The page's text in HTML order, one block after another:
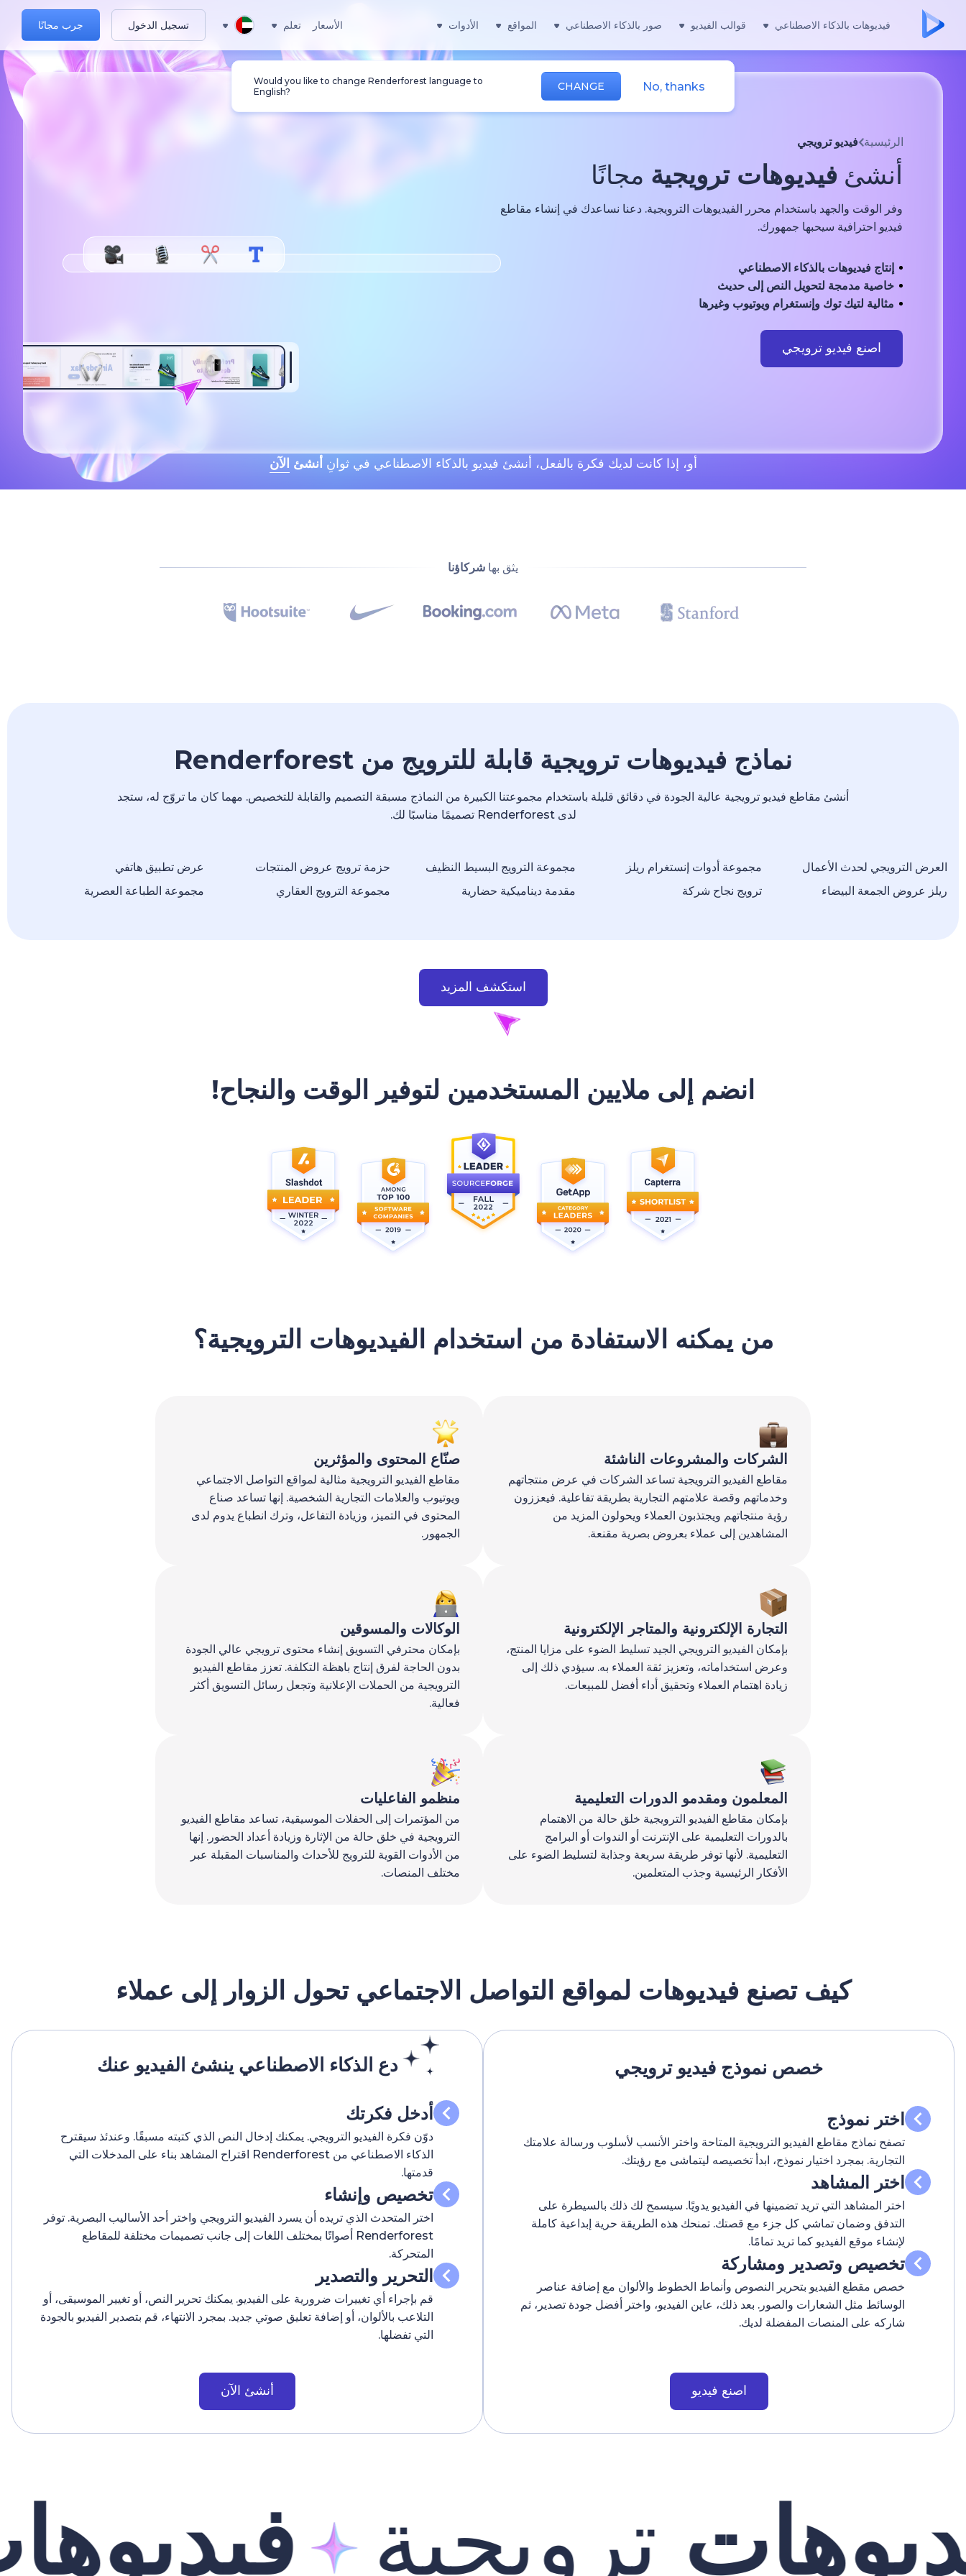
فيديوهات بالذكاء الاصطناعي قوالب الفيديو صور بالذكاء الاصطناعي المواقع الأدوات الأسعار تعلم تسجيل الدخول جرب مجانًا
Would you like to change Renderforest language to
English?
CHANGE No, thanks
الرئيسية فيديو ترويجي
أنشئ فيديوهات ترويجية مجانًا
وفر الوقت والجهد باستخدام محرر الفيديوهات الترويجية. دعنا نساعدك في إنشاء مقاطع
فيديو احترافية سيحبها جمهورك.
إنتاج فيديوهات بالذكاء الاصطناعي
خاصية مدمجة لتحويل النص إلى حديث
مثالية لتيك توك وإنستغرام ويوتيوب وغيرها
اصنع فيديو ترويجي
أو، إذا كانت لديك فكرة بالفعل، أنشئ فيديو بالذكاء الاصطناعي في ثوانِ أنشئ الآن
يثق بها شركاؤنا
نماذج فيديوهات ترويجية قابلة للترويج من Renderforest
أنشئ مقاطع فيديو ترويجية عالية الجودة في دقائق قليلة باستخدام مجموعتنا الكبيرة من النماذج مسبقة التصميم والقابلة للتخصيص. مهما كان ما تروّج له، ستجد
لدى Renderforest تصميمًا مناسبًا لك.
العرض الترويجي لحدث الأعمال
ريلز عروض الجمعة البيضاء
مجموعة أدوات إنستغرام ريلز
ترويج نجاح شركة
مجموعة الترويج البسيط النظيف
مقدمة ديناميكية حضارية
حزمة ترويج عروض المنتجات
مجموعة الترويج العقاري
عرض تطبيق هاتفي
مجموعة الطباعة العصرية
استكشف المزيد
انضم إلى ملايين المستخدمين لتوفير الوقت والنجاح!
من يمكنه الاستفادة من استخدام الفيديوهات الترويجية؟
الشركات والمشروعات الناشئة
مقاطع الفيديو الترويجية تساعد الشركات في عرض منتجاتهم
وخدماتهم وقصة علامتهم التجارية بطريقة تفاعلية. فيعززون
رؤية منتجاتهم ويجتذبون العملاء ويحولون المزيد من
المشاهدين إلى عملاء بعروض بصرية مقنعة.
صنّاع المحتوى والمؤثرين
مقاطع الفيديو الترويجية مثالية لمواقع التواصل الاجتماعي
ويوتيوب والعلامات التجارية الشخصية. إنها تساعد صناع
المحتوى في التميز، وزيادة التفاعل، وترك انطباع يدوم لدى
الجمهور.
التجارة الإلكترونية والمتاجر الإلكترونية
بإمكان الفيديو الترويجي الجيد تسليط الضوء على مزايا المنتج،
وعرض استخداماته، وتعزيز ثقة العملاء به. سيؤدي ذلك إلى
زيادة اهتمام العملاء وتحقيق أداء أفضل للمبيعات.
الوكالات والمسوقين
بإمكان محترفي التسويق إنشاء محتوى ترويجي عالي الجودة
بدون الحاجة لفرق إنتاج باهظة التكلفة. تعزز مقاطع الفيديو
الترويجية من الحملات الإعلانية وتجعل رسائل التسويق أكثر
فعالية.
المعلمون ومقدمو الدورات التعليمية
بإمكان مقاطع الفيديو الترويجية خلق حالة من الاهتمام
بالدورات التعليمية على الإنترنت أو الندوات أو البرامج
التعليمية. لأنها توفر طريقة سريعة وجذابة لتسليط الضوء على
الأفكار الرئيسية وجذب المتعلمين.
منظمو الفاعليات
من المؤتمرات إلى الحفلات الموسيقية، تساعد مقاطع الفيديو
الترويجية في خلق حالة من الإثارة وزيادة أعداد الحضور. إنها
من الأدوات القوية للترويج للأحداث والمناسبات المقبلة عبر
مختلف المنصات.
كيف تصنع فيديوهات لمواقع التواصل الاجتماعي تحول الزوار إلى عملاء
خصص نموذج فيديو ترويجي
اختر نموذج
تصفح نماذج مقاطع الفيديو الترويجية المتاحة واختر الأنسب لأسلوب ورسالة علامتك
التجارية. بمجرد اختيار نموذج، ابدأ تخصيصه ليتماشى مع رؤيتك.
اختر المشاهد
اختر المشاهد التي تريد تضمينها في الفيديو يدويًا. سيسمح لك ذلك بالسيطرة على
التدفق وضمان تماشي كل جزء مع قصتك. تمنحك هذه الطريقة حرية إبداعية كاملة
لإنشاء موقع الفيديو كما تريد تمامًا.
تخصيص وتصدير ومشاركة
خصص مقطع الفيديو بتحرير النصوص وأنماط الخطوط والألوان مع إضافة عناصر
الوسائط مثل الشعارات والصور. بعد ذلك، عاين الفيديو، واختر أفضل جودة تصدير، ثم
شاركه على المنصات المفضلة لديك.
اصنع فيديو
دع الذكاء الاصطناعي ينشئ الفيديو عنك
أدخل فكرتك
دوّن فكرة الفيديو الترويجي. يمكنك إدخال النص الذي كتبته مسبقًا. وعندئذ سيقترح
الذكاء الاصطناعي من Renderforest اقتراح المشاهد بناء على المدخلات التي
قدمتها.
تخصيص وإنشاء
اختر المتحدث الذي تريده أن يسرد الفيديو الترويجي واختر أحد الأساليب البصرية. توفر
Renderforest أصواتًا بمختلف اللغات إلى جانب تصميمات مختلفة للمقاطع
المتحركة.
التحرير والتصدير
قم بإجراء أي تغييرات ضرورية على الفيديو. يمكنك تحرير النص، أو تغيير الموسيقى، أو
التلاعب بالألوان، أو إضافة تعليق صوتي جديد. بمجرد الانتهاء، قم بتصدير الفيديو بالجودة
التي تفضلها.
أنشئ الآن
ترويجية